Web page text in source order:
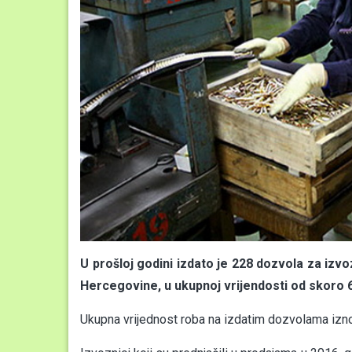
U prošloj godini izdato je 228 dozvola za
Hercegovine, u ukupnoj vrijendosti od skoro
Ukupna vrijednost roba na izdatim dozvolama